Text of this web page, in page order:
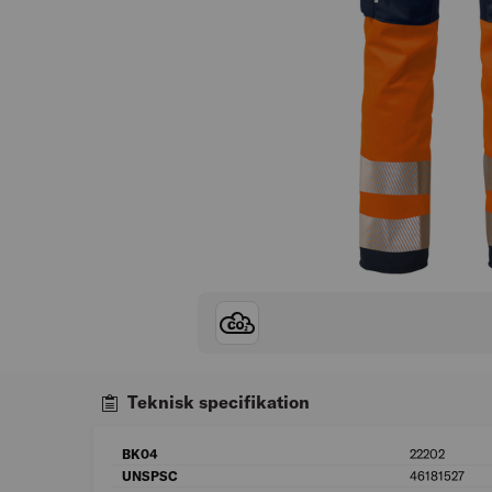
Teknisk specifikation
BK04 22202
UNSPSC
46181527